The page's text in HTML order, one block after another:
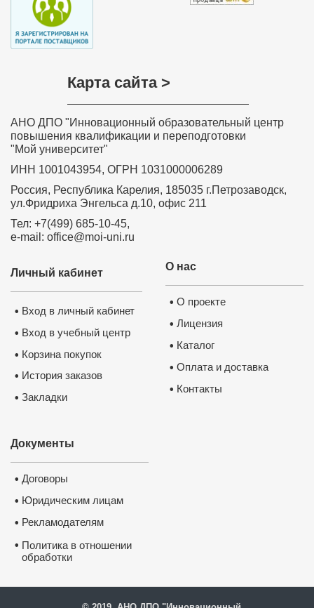
Карта сайта >
АНО ДПО "Инновационный образовательный центр
повышения квалификации и переподготовки
"Мой университет"
ИНН 1001043954, ОГРН 1031000006289
Россия, Республика Карелия, 185035 г.Петрозаводск,
ул.Фридриха Энгельса д.10, офис 211
Тел: +7(499) 685-10-45,
e-mail: office@moi-uni.ru
О нас
• О проекте
• Лицензия
• Каталог
• Оплата и доставка
• Контакты
Личный кабинет
• Вход в личный кабинет
• Вход в учебный центр
• Корзина покупок
• История заказов
• Закладки
Документы
• Договоры
• Юридическим лицам
• Рекламодателям
• Политика в отношении
обработки